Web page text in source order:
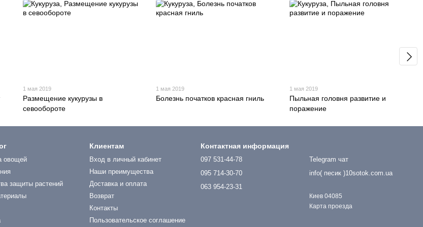
1 мая 2019
Размещение кукурузы в
севообороте
1 мая 2019
Болезнь початков красная гниль
1 мая 2019
Пыльная головня развитие и
поражение
овощей
защиты растений
Клиентам
Вход в личный кабинет
Наши преимущества
Доставка и оплата
Возврат
Контакты
Пользовательское соглашение
Контактная информация
097 531-44-78
095 714-30-70
063 954-23-31
Telegram чат
info( песик )10sotok.com.ua
Киев 04085
Карта проезда